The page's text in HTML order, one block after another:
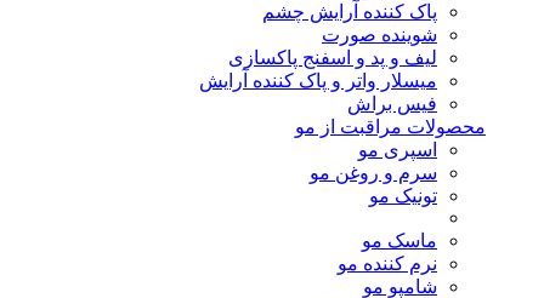
پاک کننده آرایش چشم
شوینده صورت
لیف و پد و اسفنج پاکسازی
میسلار واتر و پاک کننده آرایش
فیس براش
محصولات مراقبت از مو
اسپری مو
سرم و روغن مو
تونیک مو
ماسک مو
نرم کننده مو
شامپو مو